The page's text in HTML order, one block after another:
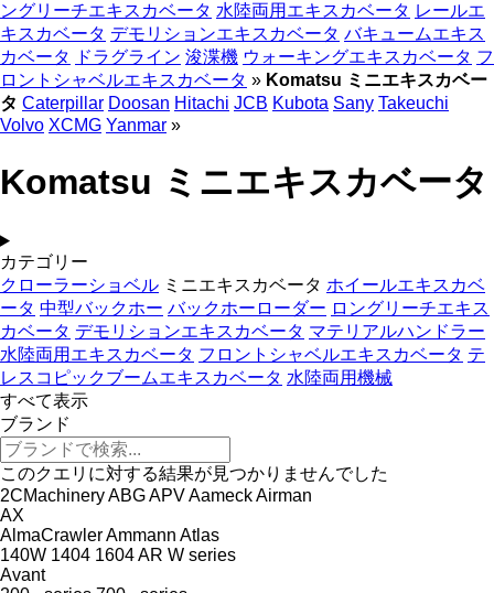
ングリーチエキスカベータ 水陸両用エキスカベータ レールエ
キスカベータ デモリションエキスカベータ バキュームエキス
カベータ
ドラグライン 浚渫機 ウォーキングエキスカベータ フ
ロントシャベルエキスカベータ » Komatsu ミニエキスカベー
タ Caterpillar Doosan Hitachi JCB Kubota Sany Takeuchi
Volvo XCMG Yanmar »
Komatsu ミニエキスカベータ
カテゴリー
クローラーショベル ミニエキスカベータ ホイールエキスカベ
ータ 中型バックホー バックホーローダー ロングリーチエキス
カベータ デモリションエキスカベータ マテリアルハンドラー
水陸両用エキスカベータ フロントシャベルエキスカベータ テ
レスコピックブームエキスカベータ 水陸両用機械
すべて表示
ブランド
このクエリに対する結果が見つかりませんでした
2CMachineryABGAPVAameckAirman
AX
AlmaCrawlerAmmann Atlas
140W 1404 1604AR W series
Avant